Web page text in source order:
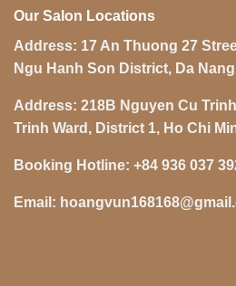
Our Salon Locations
Address: 17 An Thuong 27
Ngu Hanh Son District, Da
Address: 218B Nguyen Cu
Trinh Ward, District 1, Ho Chi
Booking Hotline: +84 936 037
Email: